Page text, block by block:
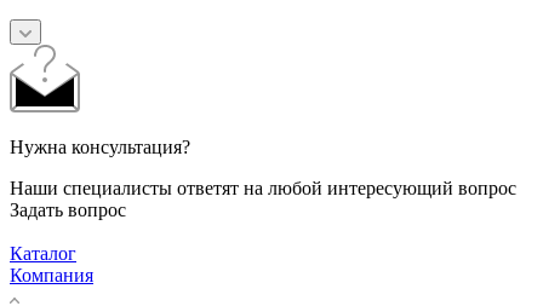
Нужна консультация?
Наши специалисты ответят на любой интересующий вопрос
Задать вопрос
Каталог
Компания